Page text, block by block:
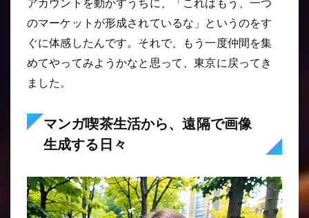
アカウントを動かすうちに、「これはもう、一つ
のマーケットが形成されているな」というのをす
ぐに体感したんです。それで、もう一度仲間を集
めてやってみようかなと思って、東京に戻ってき
ました。
マンガ喫茶生活から、遠隔で画像
生成する日々